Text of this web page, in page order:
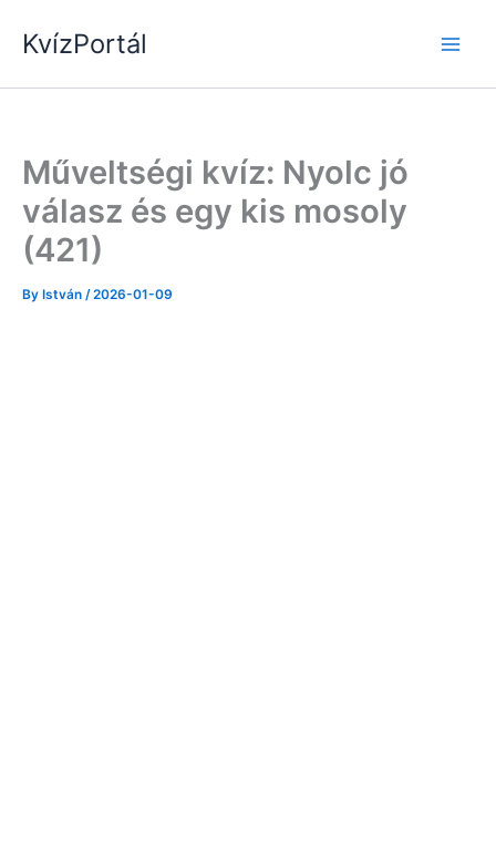
KvízPortál
Műveltségi kvíz: Nyolc jó
válasz és egy kis mosoly
(421)
By István /2026-01-09